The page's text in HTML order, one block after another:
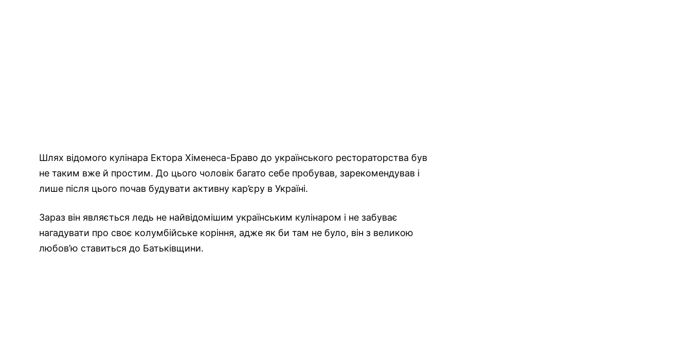
Шлях відомого кулінара Ектора Хіменеса-Браво до українського рестораторства був
не таким вже й простим. До цього чоловік багато себе пробував, зарекомендував і
лише після цього почав будувати активну кар’єру в Україні.
Зараз він являється ледь не найвідомішим українським кулінаром і не забуває
нагадувати про своє колумбійське коріння, адже як би там не було, він з великою
любов’ю ставиться до Батьківщини.